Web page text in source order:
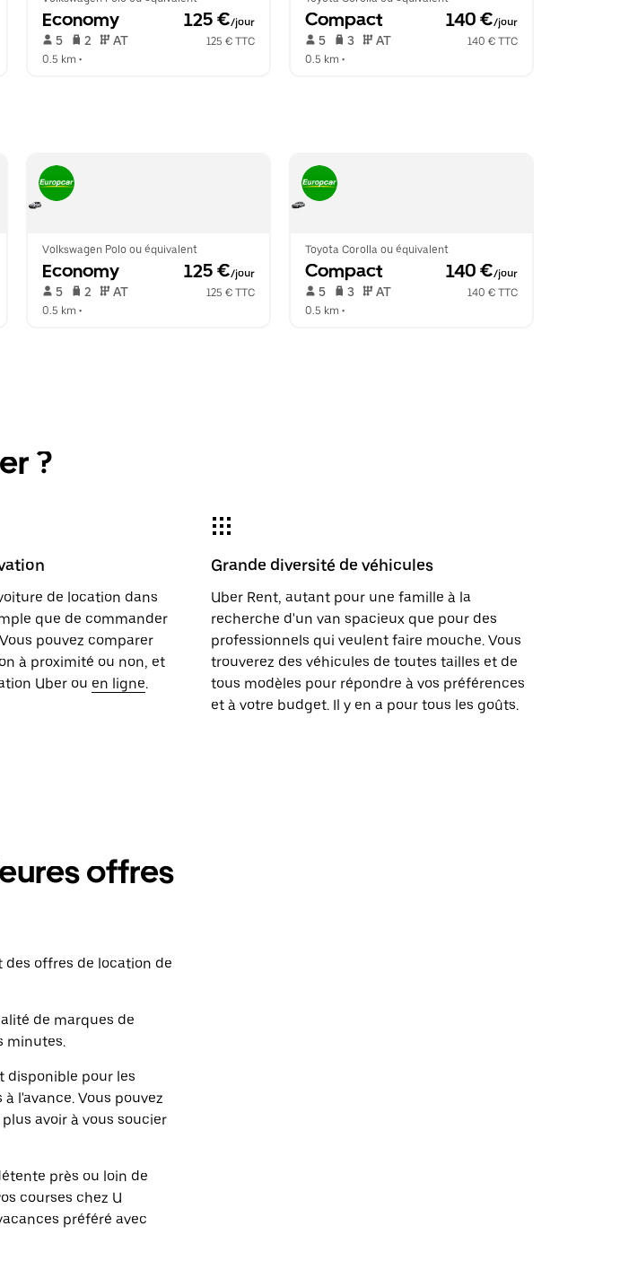
Economy 125 €/jour
5 2 AT
125 € TTC
0.5 km •
Compact 140 €/jour
5 3 AT
140 € TTC
0.5 km •
Volkswagen Polo ou équivalent
Economy 125 €/jour
5 2 AT
125 € TTC
0.5 km •
Toyota Corolla ou équivalent
Compact 140 €/jour
5 3 AT
140 € TTC
0.5 km •
?
de location dans
que de commander
pouvez comparer
à proximité ou non, et
Uber ou en ligne.
Grande diversité de véhicules
Uber Rent, autant pour une famille à la
recherche d'un van spacieux que pour des
professionnels qui veulent faire mouche. Vous
trouverez des véhicules de toutes tailles et de
tous modèles pour répondre à vos préférences
et à votre budget. Il y en a pour tous les goûts.
offres
des offres de location de
de marques de
minutes.
disponible pour les
l'avance. Vous pouvez
avoir à vous soucier
près ou loin de
courses chez U
préféré avec